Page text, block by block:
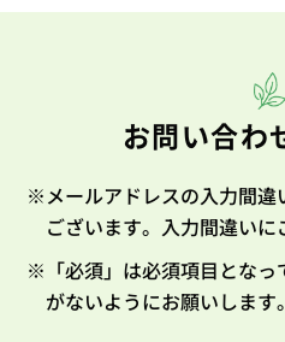
お問い合わ
※メールアドレスの入力間違
ございます。入力間違いに
※「必須」は必須項目となっ
がないようにお願いします。